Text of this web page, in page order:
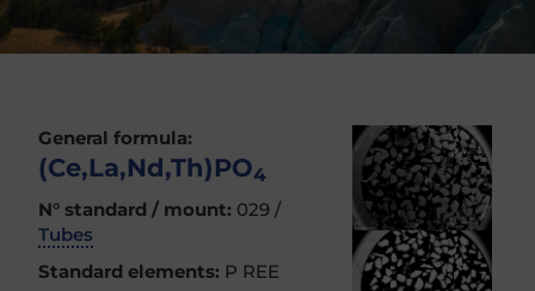
General formula:
(Ce,La,Nd,Th)PO4
N° standard / mount: 029 /
Tubes
Standard elements: P REE